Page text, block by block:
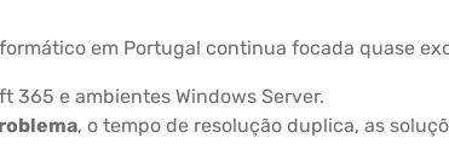
em Portugal continua focada quase
365 e ambientes Windows Server.
, o tempo de resolução duplica, as